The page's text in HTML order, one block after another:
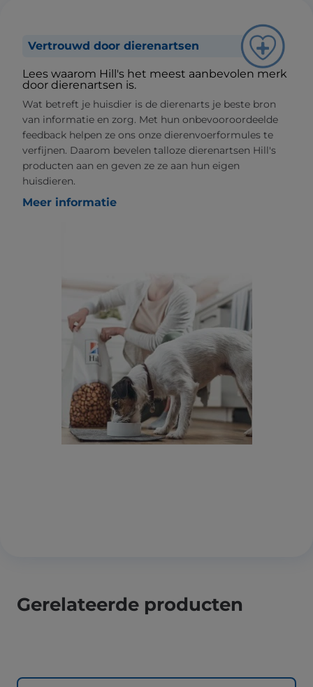
Vertrouwd door dierenartsen
Lees waarom Hill's het meest aanbevolen merk
door dierenartsen is.
Wat betreft je huisdier is de dierenarts je beste bron
van informatie en zorg. Met hun onbevooroordeelde
feedback helpen ze ons onze dierenvoerformules te
verfijnen. Daarom bevelen talloze dierenartsen Hill's
producten aan en geven ze ze aan hun eigen
huisdieren.
Meer informatie
Gerelateerde producten